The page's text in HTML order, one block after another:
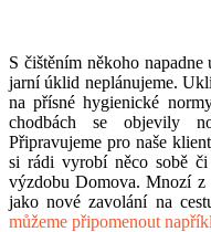
S čištěním někoho
jarní úklid neplánujeme.
na přísné hygienické
chodbách se objevily
Připravujeme pro naše
si rádi vyrobí něco sobě
výzdobu Domova. Mnozí z
jako nové zavolání na
můžeme připomenout